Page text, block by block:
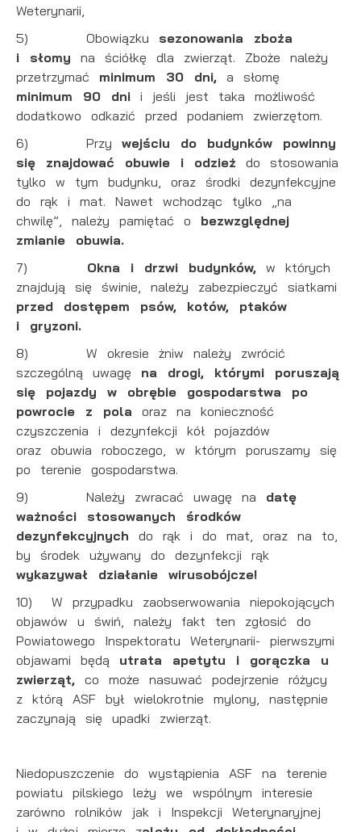
Weterynarii,
5) Obowiązku sezonowania zboża
i słomy na ściółkę dla zwierząt. Zboże należy
przetrzymać minimum 30 dni, a słomę
minimum 90 dni i jeśli jest taka możliwość
dodatkowo odkazić przed podaniem zwierzętom.
6) Przy wejściu do budynków powinny
się znajdować obuwie i odzież do stosowania
tylko w tym budynku, oraz środki dezynfekcyjne
do rąk i mat. Nawet wchodząc tylko „na
chwilę”, należy pamiętać o bezwzględnej
zmianie obuwia.
7)
Okna i drzwi budynków, w których
znajdują się świnie, należy zabezpieczyć siatkami
przed dostępem psów, kotów, ptaków
i gryzoni.
8) W okresie żniw należy zwrócić
szczególną uwagę na drogi, którymi poruszają
się pojazdy w obrębie gospodarstwa po
powrocie z pola oraz na konieczność
czyszczenia i dezynfekcji kół pojazdów
oraz obuwia roboczego, w którym poruszamy się
po terenie gospodarstwa.
9) Należy zwracać uwagę na datę
ważności stosowanych środków
dezynfekcyjnych do rąk i do mat, oraz na to,
by środek używany do dezynfekcji rąk
wykazywał działanie wirusobójcze!
10) W przypadku zaobserwowania niepokojących
objawów u świń, należy fakt ten zgłosić do
Powiatowego Inspektoratu Weterynarii- pierwszymi
objawami będą utrata apetytu i gorączka u
zwierząt, co może nasuwać podejrzenie różycy
z którą ASF był wielokrotnie mylony, następnie
zaczynają się upadki zwierząt.
Niedopuszczenie do wystąpienia ASF na terenie
powiatu pilskiego leży we wspólnym interesie
zarówno rolników jak i Inspekcji Weterynaryjnej